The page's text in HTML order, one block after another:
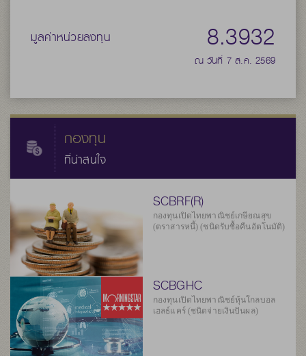
มูลค่าหน่วยลงทุน 8.3932
ณ วันที่ 7 ส.ค. 2569
กองทุน
ที่น่าสนใจ
SCBRF(R)
กองทุนเปิดไทยพาณิชย์เกษียณสุข
(ตราสารหนี้) (ชนิดรับซื้อคืนอัตโนมัติ)
SCBGHC
กองทุนเปิดไทยพาณิชย์หุ้นโกลบอล
เฮลธ์แคร์ (ชนิดจ่ายเงินปันผล)